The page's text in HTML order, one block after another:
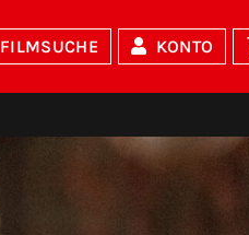
FILMSUCHE KONTO